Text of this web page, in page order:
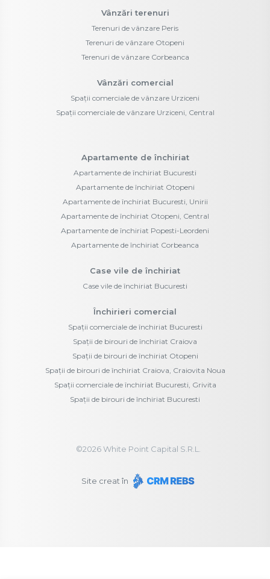
Vânzări terenuri
Terenuri de vânzare Peris
Terenuri de vânzare Otopeni
Terenuri de vânzare Corbeanca
Vânzări comercial
Spații comerciale de vânzare Urziceni
Spații comerciale de vânzare Urziceni, Central
Apartamente de închiriat
Apartamente de închiriat Bucuresti
Apartamente de închiriat Otopeni
Apartamente de închiriat Bucuresti, Unirii
Apartamente de închiriat Otopeni, Central
Apartamente de închiriat Popesti-Leordeni
Apartamente de închiriat Corbeanca
Case vile de închiriat
Case vile de închiriat Bucuresti
Închirieri comercial
Spații comerciale de închiriat Bucuresti
Spații de birouri de închiriat Craiova
Spații de birouri de închiriat Otopeni
Spații de birouri de închiriat Craiova, Craiovita Noua
Spații comerciale de închiriat Bucuresti, Grivita
Spații de birouri de închiriat Bucuresti
©2026White Point Capital S.R.L.
Site creat în